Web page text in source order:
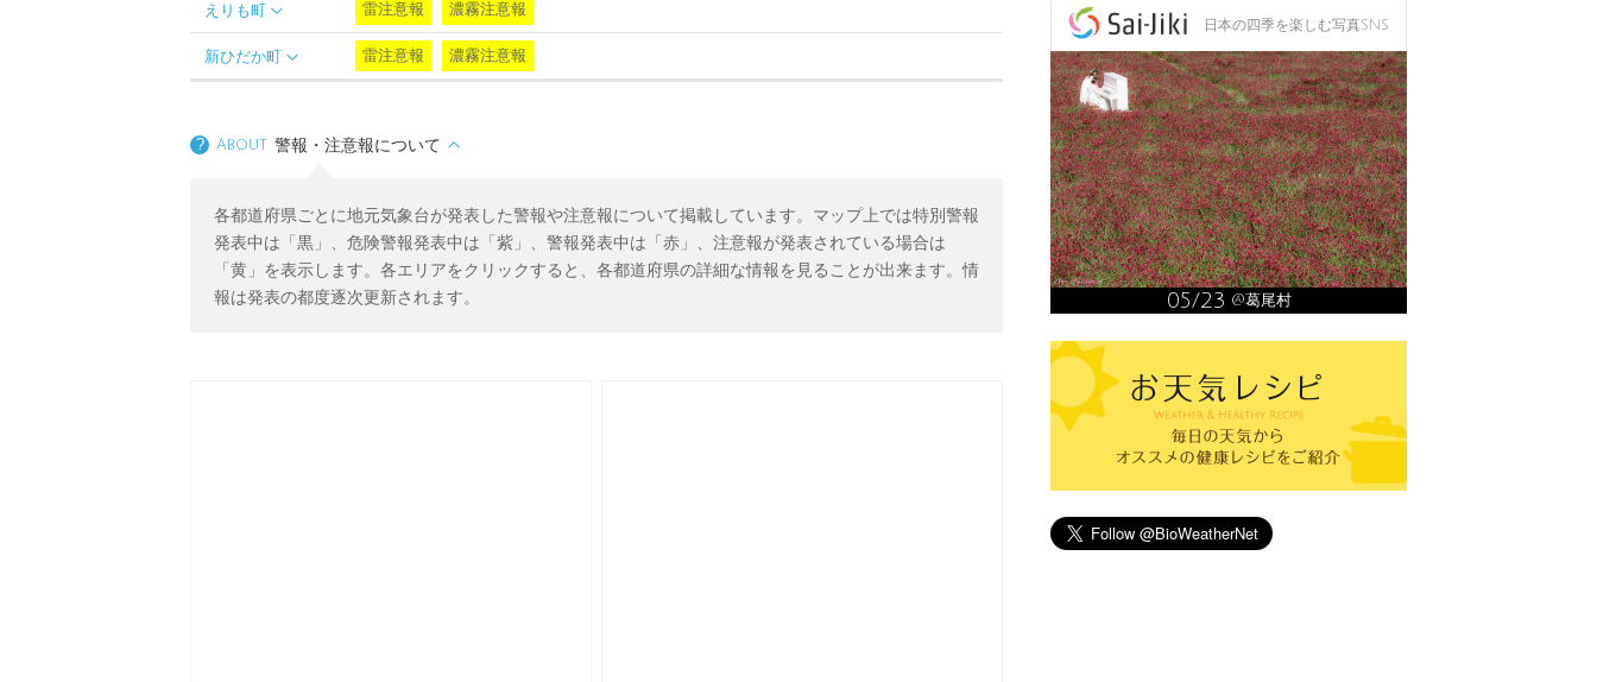
えりも町 雷注意報 濃霧注意報
新ひだか町 雷注意報 濃霧注意報
? About 警報・注意報について
各都道府県ごとに地元気象台が発表した警報や注意報について掲載しています。マップ上では特別警報
発表中は「黒」、危険警報発表中は「紫」、警報発表中は「赤」、注意報が発表されている場合は
「黄」を表示します。各エリアをクリックすると、各都道府県の詳細な情報を見ることが出来ます。情
報は発表の都度逐次更新されます。
日本の四季を楽しむ写真SNS
05/23 @葛尾村